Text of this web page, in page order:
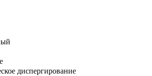
диспергирование